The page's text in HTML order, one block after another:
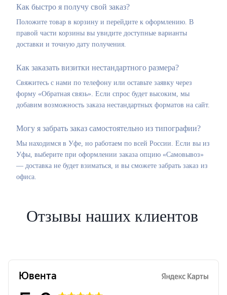
Как быстро я получу свой заказ?
Положите товар в корзину и перейдите к оформлению. В
правой части корзины вы увидите доступные варианты
доставки и точную дату получения.
Как заказать визитки нестандартного размера?
Свяжитесь с нами по телефону или оставьте заявку через
форму «Обратная связь». Если спрос будет высоким, мы
добавим возможность заказа нестандартных форматов на сайт.
Могу я забрать заказ самостоятельно из типографии?
Мы находимся в Уфе, но работаем по всей России. Если вы из
Уфы, выберите при оформлении заказа опцию «Самовывоз»
— доставка не будет взиматься, и вы сможете забрать заказ из
офиса.
Отзывы наших клиентов